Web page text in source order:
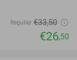
Regulier €33,50
€26,50